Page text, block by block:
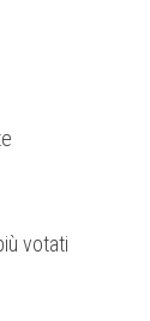
votati